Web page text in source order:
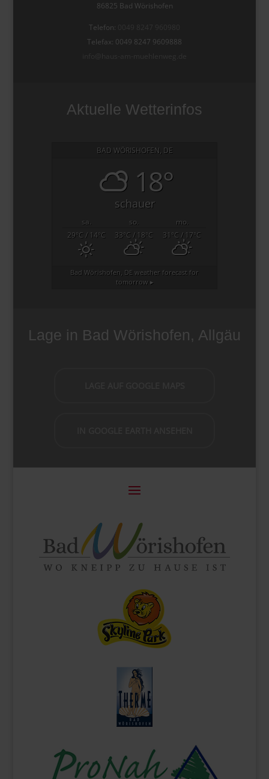
86825 Bad Wörishofen
Telefon:
Telefax: 0049 8247 9609888
Aktuelle Wetterinfos
BAD WÖRISHOFEN, DE
18°
schauer
sa. so.
mo.
29°C / 14°C 33°C / 18°C 31 °C / 17°C
Bad Wörishofen, DE weather forecast for
tomorrow ▸
Lage in Bad Wörishofen, Allgäu